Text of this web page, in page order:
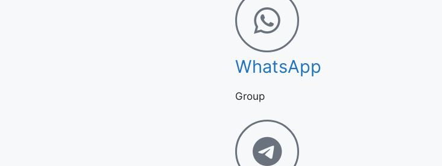
WhatsApp
Group